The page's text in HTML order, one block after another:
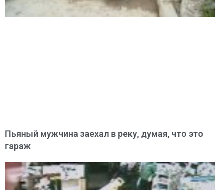
Пьяный мужчина заехал в реку, думая, что это
гараж